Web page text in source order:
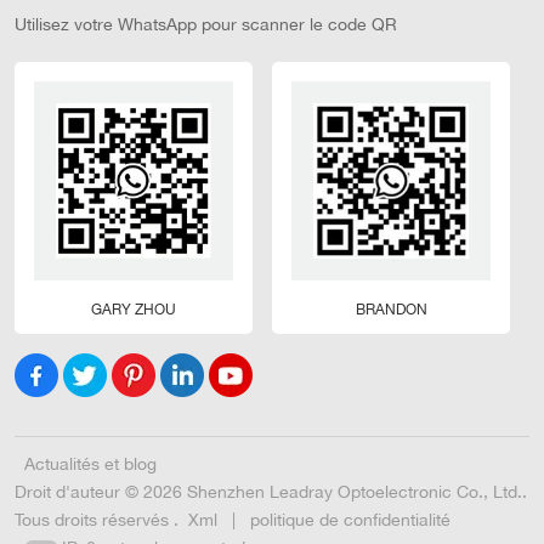
Utilisez votre WhatsApp pour scanner le code QR
GARY ZHOU BRANDON
Actualités et blog
Droit d'auteur © 2026 Shenzhen Leadray Optoelectronic Co., Ltd..
Tous droits réservés . Xml |
politique de confidentialité